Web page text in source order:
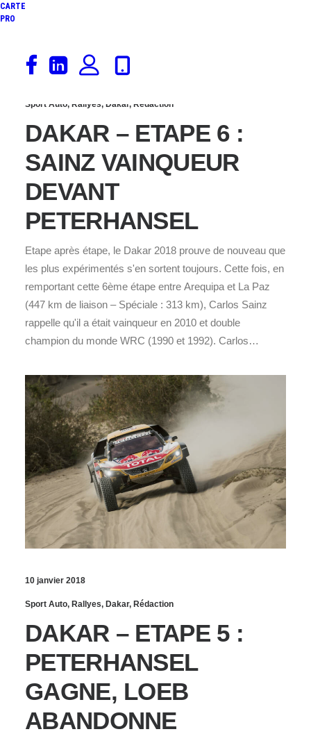
CARTE
PRO
Sport Auto, Rallyes, Dakar, Rédaction
DAKAR – ETAPE 6 :
SAINZ VAINQUEUR
DEVANT
PETERHANSEL
Etape après étape, le Dakar 2018 prouve de nouveau que
les plus expérimentés s'en sortent toujours. Cette fois, en
remportant cette 6ème étape entre Arequipa et La Paz
(447 km de liaison – Spéciale : 313 km), Carlos Sainz
rappelle qu'il a était vainqueur en 2010 et double
champion du monde WRC (1990 et 1992). Carlos…
10 janvier 2018
Sport Auto, Rallyes, Dakar, Rédaction
DAKAR – ETAPE 5 :
PETERHANSEL
GAGNE, LOEB
ABANDONNE